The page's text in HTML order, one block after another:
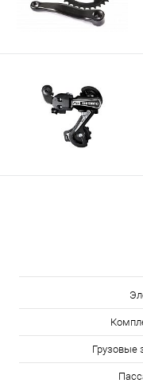
Грузовые